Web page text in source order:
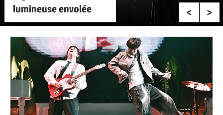
lumineuse envolée